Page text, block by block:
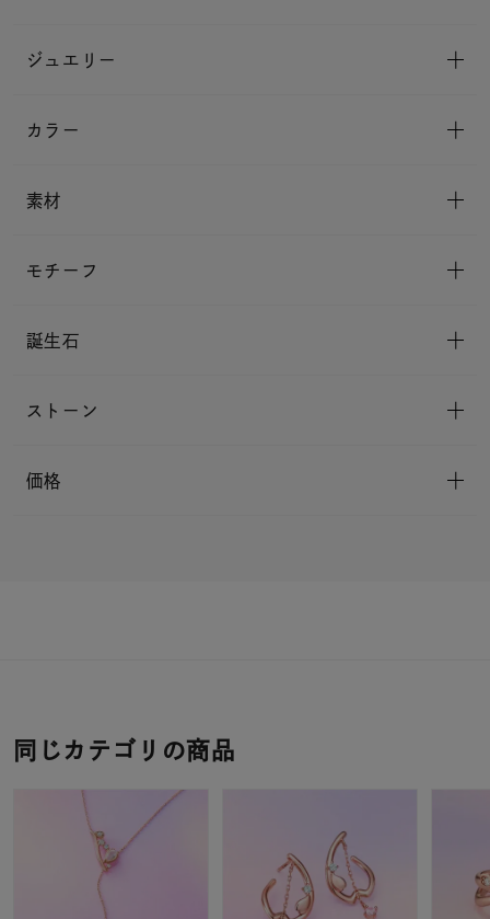
ジュエリー
カラー
素材
モチーフ
誕生石
ストーン
価格
同じカテゴリの商品